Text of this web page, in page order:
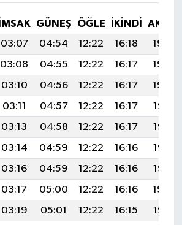
İMSAK GÜNEŞ ÖĞLE İKINDI
03:07 04:54 12:22 16:18
19:40
03:08 04:55 12:22 16:17
19:40
03:10 04:56 12:22 16:17
19:39
03:11 04:57 12:22 16:17
19:38
03:13 04:58 12:22 16:17
19:37
03:14 04:59 12:22 16:16
19:36
03:16 04:59 12:22 16:16
19:35
03:17 05:00 12:22 16:16
19:34
03:19 05:01 12:22 16:15
19:33